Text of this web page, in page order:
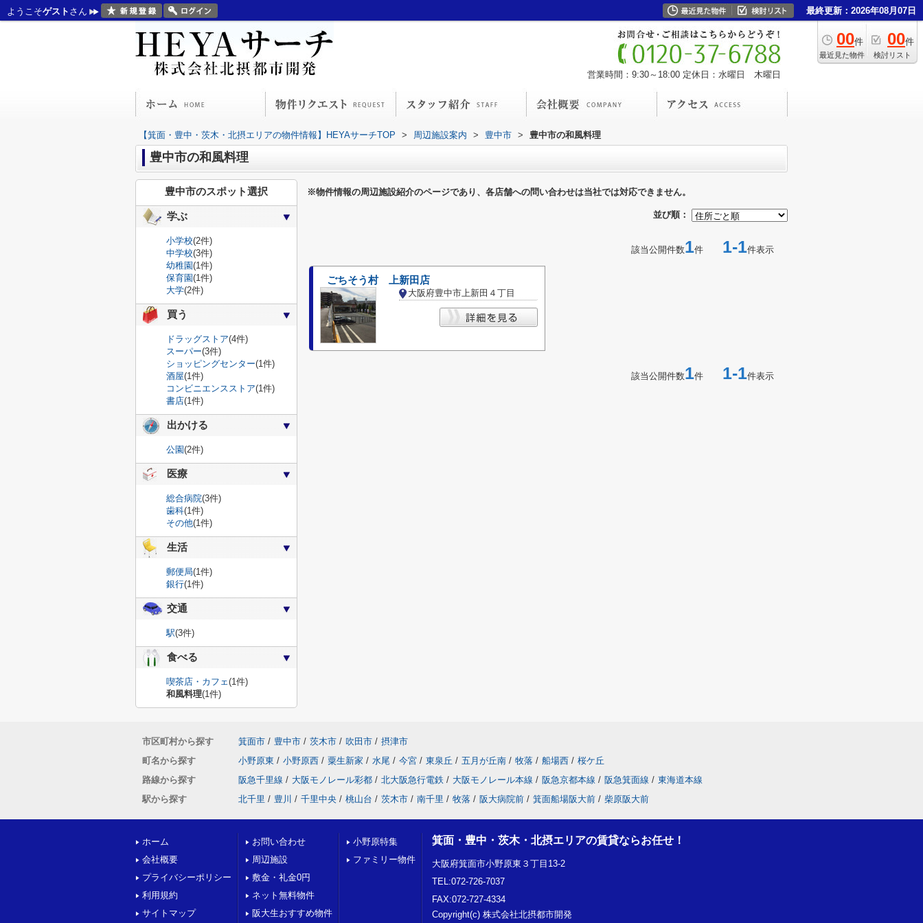
ようこそゲスト さん 最終更新：2026年08月07日
00件
最近見た物件
00件
検討リスト
営業時間：9:30～18:00 定休日：水曜日 木曜日
【箕面・豊中・茨木・北摂エリアの物件情報】HEYAサーチTOP > 周辺施設案内 > 豊中市 > 豊中市の和風料理
豊中市の和風料理
※物件情報の周辺施設紹介のページであり、各店舗への問い合わせは当社では対応できません。
並び順：
該当公開件数1件 1-1件表示
ごちそう村 上新田店
大阪府豊中市上新田４丁目
該当公開件数1件 1-1件表示
豊中市のスポット選択
学ぶ
小学校(2件)
中学校(3件)
幼稚園(1件)
保育園(1件)
大学(2件)
買う
ドラッグストア(4件)
スーパー(3件)
ショッピングセンター(1件)
酒屋(1件)
コンビニエンスストア(1件)
書店(1件)
出かける
公園(2件)
医療
総合病院(3件)
歯科(1件)
その他(1件)
生活
郵便局(1件)
銀行(1件)
交通
駅(3件)
食べる
喫茶店・カフェ(1件)
和風料理(1件)
市区町村から探す 箕面市 / 豊中市 / 茨木市 / 吹田市 / 摂津市
町名から探す
小野原東 / 小野原西 / 粟生新家 / 水尾 / 今宮 / 東泉丘 / 五月が丘南 / 牧落 / 船場西 / 桜ケ丘
路線から探す
阪急千里線 / 大阪モノレール彩都 / 北大阪急行電鉄 / 大阪モノレール本線 / 阪急京都本線 / 阪急箕面線 / 東海道本線
駅から探す
北千里 / 豊川 / 千里中央 / 桃山台 / 茨木市 / 南千里 / 牧落 / 阪大病院前 / 箕面船場阪大前 / 柴原阪大前
ホーム
会社概要
プライバシーポリシー
利用規約
サイトマップ
お問い合わせ
周辺施設
敷金・礼金0円
ネット無料物件
阪大生おすすめ物件
小野原特集
ファミリー物件
箕面・豊中・茨木・北摂エリアの賃貸ならお任せ！
大阪府箕面市小野原東３丁目13-2
TEL:072-726-7037
FAX:072-727-4334
Copyright(c) 株式会社北摂都市開発